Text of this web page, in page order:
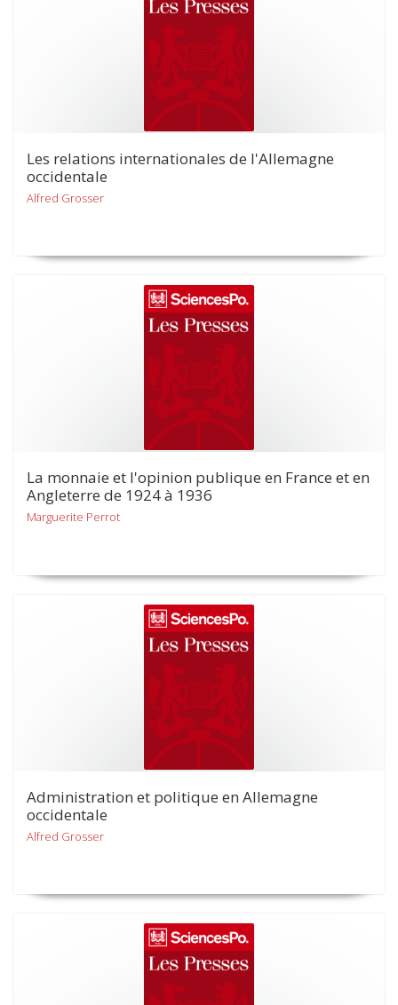
Les relations internationales de l'Allemagne
occidentale
Alfred Grosser
La monnaie et l'opinion publique en France et en
Angleterre de 1924 à 1936
Marguerite Perrot
Administration et politique en Allemagne
occidentale
Alfred Grosser